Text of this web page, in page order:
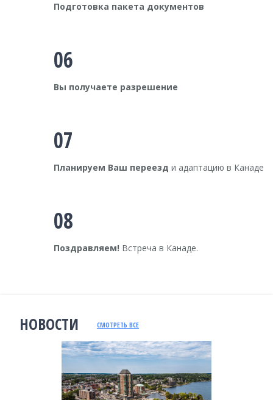
Подготовка пакета документов
06
Вы получаете разрешение
07
Планируем Ваш переезд и адаптацию в Канаде
08
Поздравляем! Встреча в Канаде.
НОВОСТИ СМОТРЕТЬ ВСЕ